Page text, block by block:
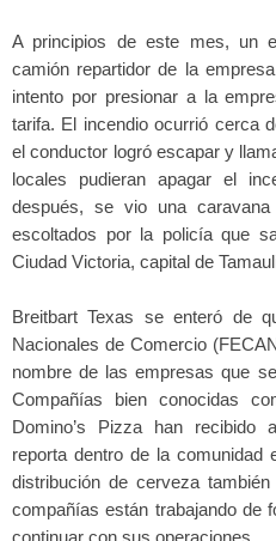
A principios de este mes, un
camión repartidor de la
intento por presionar a la
tarifa. El incendio ocurrió cerca
el conductor logró escapar y
locales pudieran apagar el
después, se vio una
escoltados por la policía que
Ciudad Victoria, capital de
Breitbart Texas se enteró de
Nacionales de Comercio
nombre de las empresas que
Compañías bien conocidas
Domino’s Pizza han recibido
reporta dentro de la comunidad
distribución de cerveza
compañías están trabajando de
continuar con sus operaciones.